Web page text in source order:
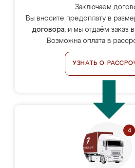
Заключаем
Вы вносите предоплату в
договора, и мы отдаём заказ
Возможна оплата в
УЗНАТЬ О